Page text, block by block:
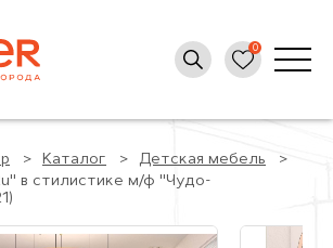
Каталог
Детская мебель
в стилистике м/ф "Чудо-